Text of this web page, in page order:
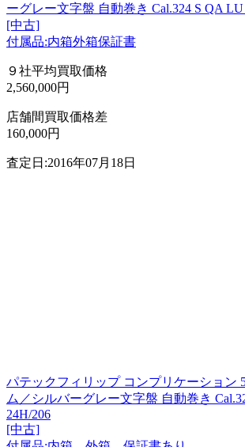
ーグレー文字盤 自動巻き Cal.324 S QA LU
[中古]
付属品:内箱外箱保証書
９社平均買取価格
2,560,000円
店舗間買取価格差
160,000円
査定日:2016年07月18日
パテックフィリップ コンプリケーション
ム／シルバーグレー文字盤 自動巻き
24H/206
[中古]